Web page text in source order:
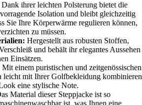
Dank ihrer leichten Polsterung bietet die
Isolation und bleibt gleichzeitig
Sie Ihre Körperwärme regulieren können,
zu müssen.
Hergestellt aus robusten Stoffen,
und behält ihr elegantes Aussehen
Einsätzen.
Mit einem puristischen und zeitgenössischen
leicht mit Ihrer Golfbekleidung kombinieren
eine stylische Note.
Material dieser Steppjacke ist so